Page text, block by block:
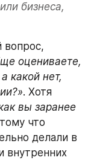
бизнеса,
вопрос,
оцениваете,
какой нет,
. Хотя
вы заранее
что
делали в
внутренних